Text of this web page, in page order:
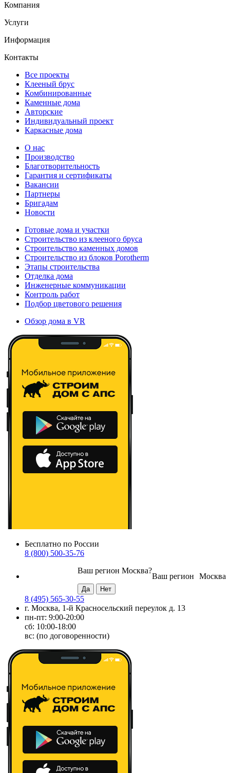
Компания
Услуги
Информация
Контакты
Все проекты
Клееный брус
Комбинированные
Каменные дома
Авторские
Индивидуальный проект
Каркасные дома
О нас
Производство
Благотворительность
Гарантия и сертификаты
Вакансии
Партнеры
Бригадам
Новости
Готовые дома и участки
Строительство из клееного бруса
Строительство каменных домов
Строительство из блоков Porotherm
Этапы строительства
Отделка дома
Инженерные коммуникации
Контроль работ
Подбор цветового решения
Обзор дома в VR
Бесплатно по России
8 (800) 500-35-76
Москва
Ваш регион
Ваш регион Москва?
8 (495) 565-30-55
г. Москва, 1-й Красносельский переулок д. 13
пн-пт: 9:00-20:00
сб: 10:00-18:00
вс: (по договоренности)